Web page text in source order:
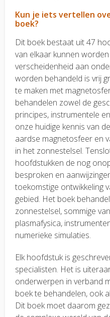
Kun je iets vertellen
boek?
Dit boek bestaat uit 47
van elkaar kunnen
verscheidenheid aan
worden behandeld is vrij
te maken met
behandelen zowel de
principes, instrumentele
onze huidige kennis van
aardse magnetosfeer en
in het zonnestelsel.
hoofdstukken de nog
besproken en
toekomstige ontwikkeling
gebied. Het boek
zonnestelsel, sommige
plasmafysica,
numerieke simulaties.
Elk hoofdstuk is
specialisten. Het is
onderwerpen in verband
boek te behandelen, ook
Dit boek moet daarom